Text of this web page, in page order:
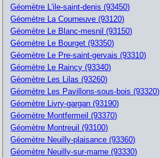
Géomètre L'ile-saint-denis (93450)
Géomètre La Courneuve (93120)
Géomètre Le Blanc-mesnil (93150)
Géomètre Le Bourget (93350)
Géomètre Le Pre-saint-gervais (93310)
Géomètre Le Raincy (93340)
Géomètre Les Lilas (93260)
Géomètre Les Pavillons-sous-bois (93320)
Géomètre Livry-gargan (93190)
Géomètre Montfermeil (93370)
Géomètre Montreuil (93100)
Géomètre Neuilly-plaisance (93360)
Géomètre Neuilly-sur-marne (93330)